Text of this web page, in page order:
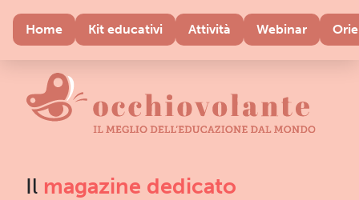
Home Kit educativi Attività Webinar
Il magazine dedicato